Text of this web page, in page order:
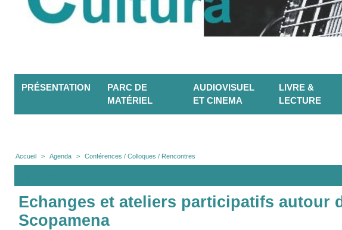
PRÉSENTATION
PARC DE
MATÉRIEL
AUDIOVISUEL
ET CINEMA
LIVRE &
LECTURE
Accueil > Agenda > Conférences / Colloques / Rencontres
Echanges et ateliers participatifs autour
Scopamena